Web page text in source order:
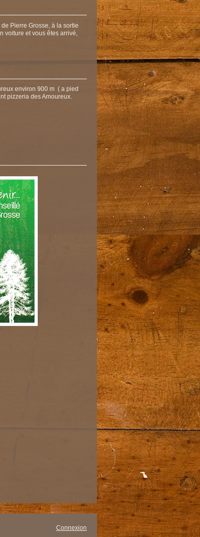
Pierre Grosse, à la sortie
voiture et vous êtes arrivé,
environ 900 m ( a pied
pizzeria des Amoureux.
Connexion